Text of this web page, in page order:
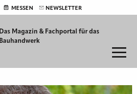
MESSEN NEWSLETTER
Das Magazin & Fachportal für das
Bauhandwerk